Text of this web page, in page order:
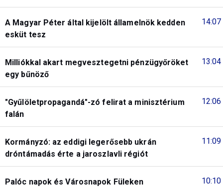
14:07
A Magyar Péter által kijelölt államelnök kedden
esküt tesz
13:04
Milliókkal akart megvesztegetni pénzügyőröket
egy bűnöző
12:06
"Gyűlöletpropagandá"-zó felirat a minisztérium
falán
11:09
Kormányzó: az eddigi legerősebb ukrán
dróntámadás érte a jaroszlavli régiót
10:10
Palóc napok és Városnapok Füleken